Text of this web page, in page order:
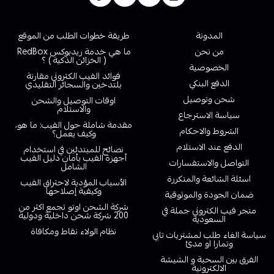
المدونة
من نحن
الخصوصية
الدفع البنكي
شحن وتوصيل
سياسة الاسترجاع
الشروط والاحكام
الدفع عند الاستلام
التواصل والاستفسارات
اسئلة الشائعة والمتكررة
ضمان الجودة والموثوقية
متجر فيب الكتروني جملة في
السعودية
سياسة الغاء طلب لمشتريات تابي
وتمارا او مدئ
الفرق بين السحبة و الشيشة
الالكترونية
طريقة خطوات الطلب من الموقع
ما هي خدمة ريدبوكس RedBox
( الخزائن الذكية ) ؟
فوائد الفيب الكتروني مقارنة
بلتدخين والسجائر التقليدي
اوقات التوصيل والشحن
والاستلام
مقدمة شاملة حول الفيب: ما هو،
وكيف يعمل؟
نصائح للمبتدئين في استخدام
أجهزة الفيب بأمان دليل الفيب
الشامل
الأسباب المؤدية لاحتراق الفيب
وكيفية إصلاحها
شركة الشحن اوتو تجمع اكثر من
200 شركة شحن داخلية ودولية
نظام الولاء نقاط ومكافاة